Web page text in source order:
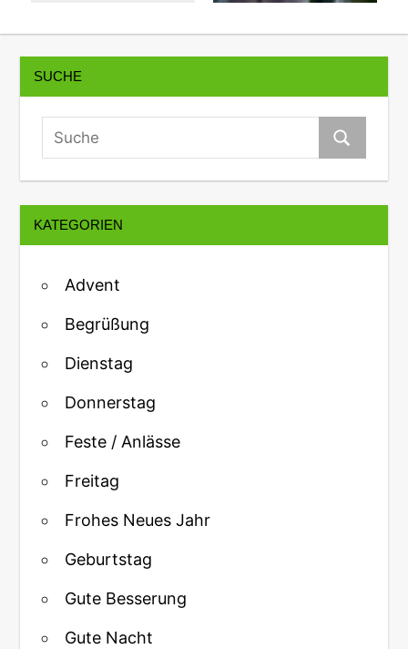
SUCHE
KATEGORIEN
Advent
Begrüßung
Dienstag
Donnerstag
Feste / Anlässe
Freitag
Frohes Neues Jahr
Geburtstag
Gute Besserung
Gute Nacht